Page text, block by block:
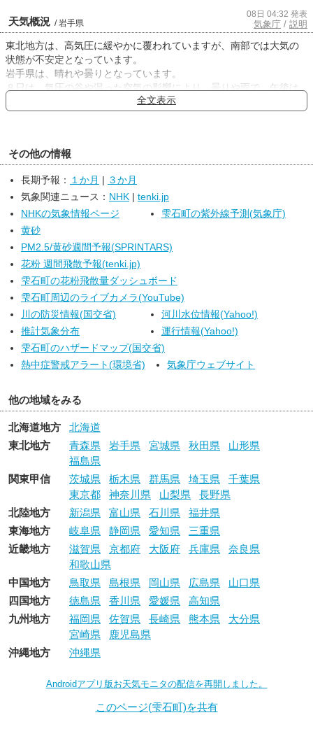
天気概況 / 岩手県
08日 04:32 発表
気象庁 / 説明
東北地方は、高気圧に緩やかに覆われていますが、南部では大気の
状態が不安定となっています。
岩手県は、晴れや曇りとなっています。
８日は、気圧の谷や湿った空気の影響により、曇りや雨で、午後は
雷を伴って非常に激しい雨の降る所があるでしょう。
８日午後は、岩手県では、大雨による土砂災害や低い土地の浸水、
う、急な強い雨に注意してください。
全文表示
その他の情報
長期予報： １か月
３か月
気象関連ニュース： NHK
tenki.jp
NHKの気象情報ページ
雫石町の紫外線予測(気象庁)
黄砂
PM2.5/黄砂週間予報(SPRINTARS)
花粉 週間飛散予報(tenki.jp)
雫石町の花粉飛散量ダッシュボード
雫石町周辺のライブカメラ(YouTube)
川の防災情報(国交省)
河川水位情報(Yahoo!)
推計気象分布
運行情報(Yahoo!)
雫石町のハザードマップ(国交省)
熱中症警戒アラート(環境省)
気象庁ウェブサイト
他の地域をみる
北海道地方
北海道
東北地方
青森県 岩手県 宮城県 秋田県
山形県
福島県
関東甲信
茨城県 栃木県 群馬県 埼玉県
千葉県
東京都
神奈川県 山梨県
長野県
北陸地方
新潟県 富山県 石川県
福井県
東海地方
岐阜県 静岡県 愛知県
三重県
近畿地方
滋賀県 京都府 大阪府 兵庫県
奈良県
和歌山県
中国地方
鳥取県 島根県 岡山県 広島県
山口県
四国地方
徳島県 香川県 愛媛県
高知県
九州地方
福岡県 佐賀県 長崎県 熊本県
大分県
宮崎県
鹿児島県
沖縄地方
沖縄県
Androidアプリ版お天気モニタの配信を再開しました。
このページ(雫石町)を共有